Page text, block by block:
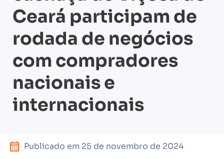
Ceará participam de
rodada de negócios
com compradores
nacionais e
internacionais
Publicado em 25 de novembro de 2024